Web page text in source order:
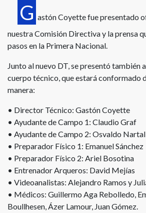
G astón Coyette fue presentado
nuestra Comisión Directiva y la prensa
pasos en la Primera Nacional.
Junto al nuevo DT, se presentó también
cuerpo técnico, que estará conformado
manera:
• Director Técnico: Gastón Coyette
• Ayudante de Campo 1: Claudio Graf
• Ayudante de Campo 2: Osvaldo
• Preparador Físico 1: Emanuel Sánchez
• Preparador Físico 2: Ariel Bosotina
• Entrenador Arqueros: David Mejías
• Videoanalistas: Alejandro Ramos y
• Médicos: Guillermo Aga Rebolledo,
Boullhesen, Ázer Lamour, Juan Gómez.